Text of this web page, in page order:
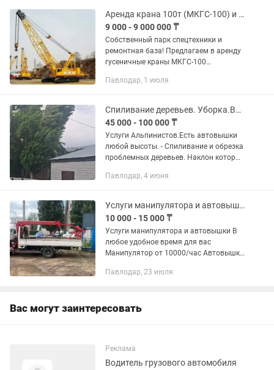
Аренда крана 100т (МКГС-100) и Капитальный ремонт гусеничных кранов
9 000 - 9 000 000 ₸
Собственный парк спецтехники и
ремонтная база! Предлагаем в аренду
гусеничные краны МКГС-100
наличии 4 единицы. Техника прошла
находится в...
Павлодар, 1 июля
Спиливание деревьев. Уборка.Вывоз. Выкорчевка
45 000 - 100 000 ₸
Услуги Альпинистов.Есть автовышки
любой высоты. - Спиливание и обрезка
проблемных деревьев. Наклон которых
коммуникации и другое
Павлодар, 4 июня
Услуги манипулятора и автовышки
10 000 - 15 000 ₸
Услуги манипулятора и автовышки В
любое удобное время для вас
Манипулятор от 10000/час Автовышка
области Все дополнительные вопросы
Павлодар, 23 июля
Вас могут заинтересовать
Реклама
Водитель грузового автомобиля